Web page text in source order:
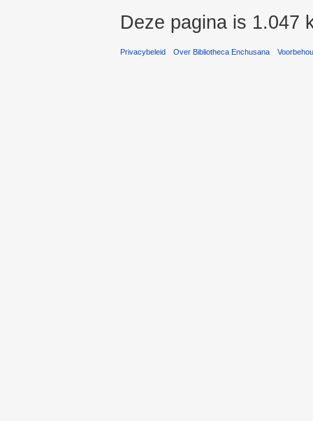
Deze pagina is 1.047
Privacybeleid Over Bibliotheca Enchusana